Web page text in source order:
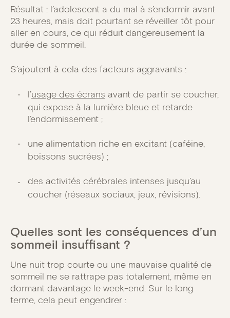
Résultat : l’adolescent a du mal à s’endormir avant
23 heures, mais doit pourtant se réveiller tôt pour
aller en cours, ce qui réduit dangereusement la
durée de sommeil.
S’ajoutent à cela des facteurs aggravants :
l’usage des écrans avant de partir se coucher,
qui expose à la lumière bleue et retarde
l’endormissement ;
une alimentation riche en excitant (caféine,
boissons sucrées) ;
des activités cérébrales intenses jusqu’au
coucher (réseaux sociaux, jeux, révisions).
Quelles sont les conséquences d’un
sommeil insuffisant ?
Une nuit trop courte ou une mauvaise qualité de
sommeil ne se rattrape pas totalement, même en
dormant davantage le week-end. Sur le long
terme, cela peut engendrer :